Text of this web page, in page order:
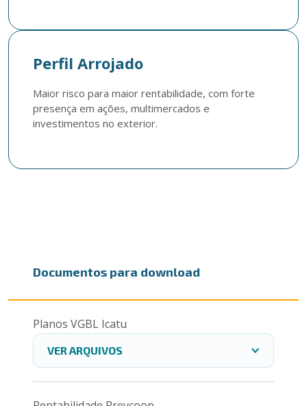
Perfil Arrojado
Maior risco para maior rentabilidade, com forte
presença em ações, multimercados e
investimentos no exterior.
Documentos para download
Planos VGBL Icatu
VER ARQUIVOS